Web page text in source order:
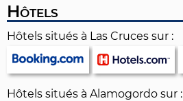
Hôtels
Hôtels situés à Las Cruces sur :
Hôtels situés à Alamogordo sur :